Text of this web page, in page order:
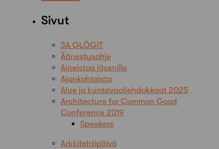
Sivut
3A GLÖGIT
Äänestysohje
Aineistoa jäsenille
Ajankohtaista
Alue ja kuntavaaliehdokkaat 2025
Architecture for Common Good
Conference 2019
Speakers
Arkkitehtipäivä